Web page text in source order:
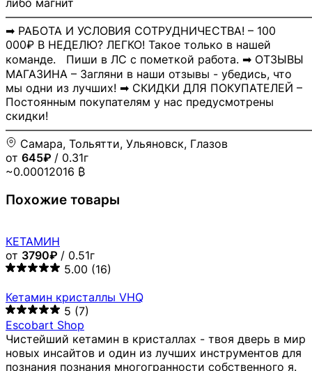
либо магнит
➡ РАБОТА И УСЛОВИЯ СОТРУДНИЧЕСТВА! – 100
000₽ В НЕДЕЛЮ? ЛЕГКО! Такое только в нашей
команде. Пиши в ЛС с пометкой работа. ➡ ОТЗЫВЫ
МАГАЗИНА – Загляни в наши отзывы - убедись, что
мы одни из лучших! ➡ СКИДКИ ДЛЯ ПОКУПАТЕЛЕЙ –
Постоянным покупателям у нас предусмотрены
скидки!
Самара, Тольятти, Ульяновск, Глазов
от 645₽ / 0.31г
~0.00012016 ₿
Похожие товары
КЕТАМИН
от 3790₽ / 0.51г
5.00 (16)
Кетамин кристаллы VHQ
5 (7)
Escobart Shop
Чистейший кетамин в кристаллах - твоя дверь в мир
новых инсайтов и один из лучших инструментов для
познания познания многогранности собственного я.